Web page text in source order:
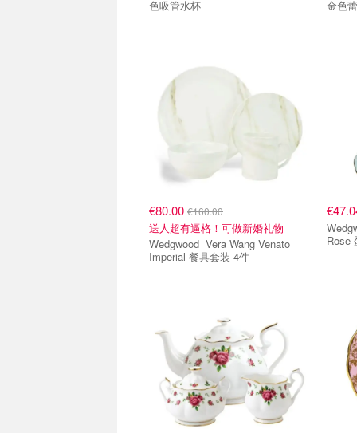
色吸管水杯 金色
€80.00 €160.00
送人超有逼格！可做新婚礼物
Wedgwood Vera Wang Venato
Imperial 餐具套装 4件
Wedgwood
Rose